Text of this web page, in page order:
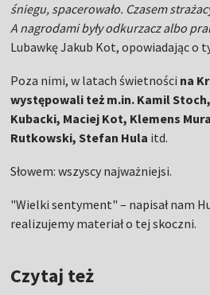
śniegu, spacerowało. Czasem
A nagrodami były odkurzacz albo
Lubawkę Jakub Kot, opowiadając o
Poza nimi, w latach świetności na
występowali też m.in. Kamil
Kubacki, Maciej Kot, Klemens
Rutkowski, Stefan Hula itd.
Słowem: wszyscy najważniejsi.
"Wielki sentyment" – napisał nam
realizujemy materiał o tej skoczni.
Czytaj też